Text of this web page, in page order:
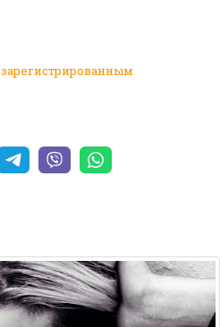
зарегистрированным